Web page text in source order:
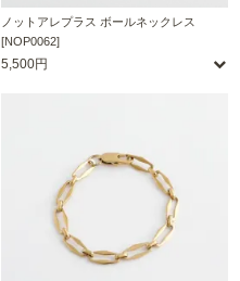
ノットアレプラス ボールネックレス
[NOP0062]
5,500円